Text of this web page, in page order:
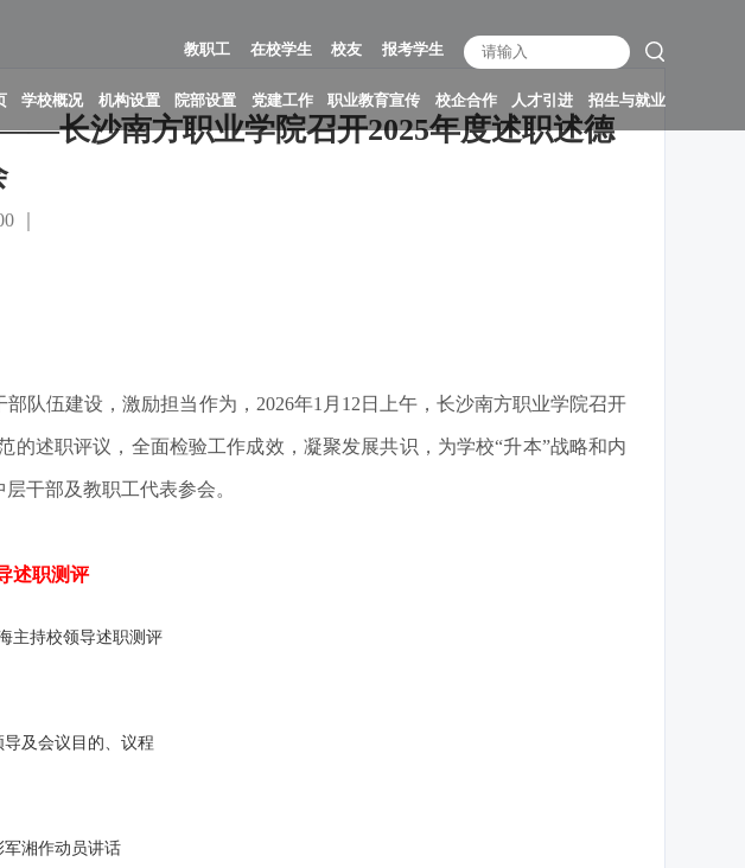
报考学生
校友
在校学生
教职工
招生与就业
人才引进
校企合作
职业教育宣传
党建工作
院部设置
机构设置
学校概况
长沙南方职业学院召开2025年度述职述德
｜
队伍建设，激励担当作为，2026年1月12日上午，长沙南方职业学院召开
述职评议，全面检验工作成效，凝聚发展共识，为学校“升本”战略和内
干部及教职工代表参会。
述职测评
主持校领导述职测评
及会议目的、议程
湘作动员讲话